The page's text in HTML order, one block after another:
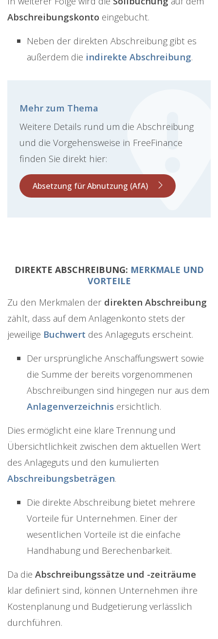
Abschreibungskonto eingebucht.
Neben der direkten Abschreibung gibt es
außerdem die indirekte Abschreibung.
Mehr zum Thema
Weitere Details rund um die Abschreibung
und die Vorgehensweise in FreeFinance
finden Sie direkt hier:
Absetzung für Abnutzung (AfA)
DIREKTE ABSCHREIBUNG: MERKMALE UND
VORTEILE
Zu den Merkmalen der direkten Abschreibung
zählt, dass auf dem Anlagenkonto stets der
jeweilige Buchwert des Anlageguts erscheint.
Der ursprüngliche Anschaffungswert sowie
die Summe der bereits vorgenommenen
Abschreibungen sind hingegen nur aus dem
Anlagenverzeichnis ersichtlich.
Dies ermöglicht eine klare Trennung und
Übersichtlichkeit zwischen dem aktuellen Wert
des Anlageguts und den kumulierten
Abschreibungsbeträgen.
Die direkte Abschreibung bietet mehrere
Vorteile für Unternehmen. Einer der
wesentlichen Vorteile ist die einfache
Handhabung und Berechenbarkeit.
Da die Abschreibungssätze und -zeiträume
klar definiert sind, können Unternehmen ihre
Kostenplanung und Budgetierung verlässlich
durchführen.